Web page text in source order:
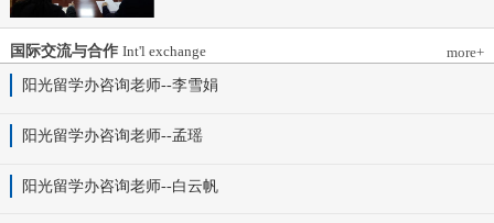
紧随其后，校旗方阵、彩旗方阵依次行
进，彩旗猎猎映晴空，灵动的步伐与明媚
景。全场师生肃立，升国旗、奏唱国歌。
冉冉升起，全体师生行注目礼，目光坚
时代华章。 学院院长白峰致开幕词，
院长白峰主持。签约仪式现场气氛庄重而
热烈。 山西省财政税务专科学校党委副
本情况以及党建和思政工作方面的做法进
工作向“有效覆盖”“全面提质”提出几点建
议：一要筑牢组织根基。以党建标准化、
国际交流与合作 Int'l exchange
more+
阳光留学办咨询老师--李雪娟
阳光留学办咨询老师--孟瑶
阳光留学办咨询老师--白云帆